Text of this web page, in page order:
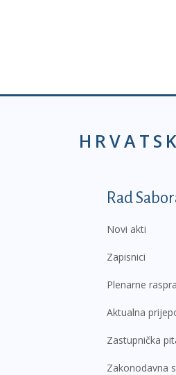
Rad
Novi akti
Zapisnici
Plenarne
Aktualna
Zastupnička
Zakonodavna